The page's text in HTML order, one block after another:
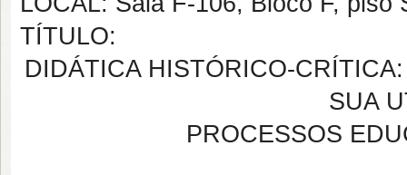
TÍTULO:
DIDÁTICA HISTÓRICO-
SUA
PROCESSOS